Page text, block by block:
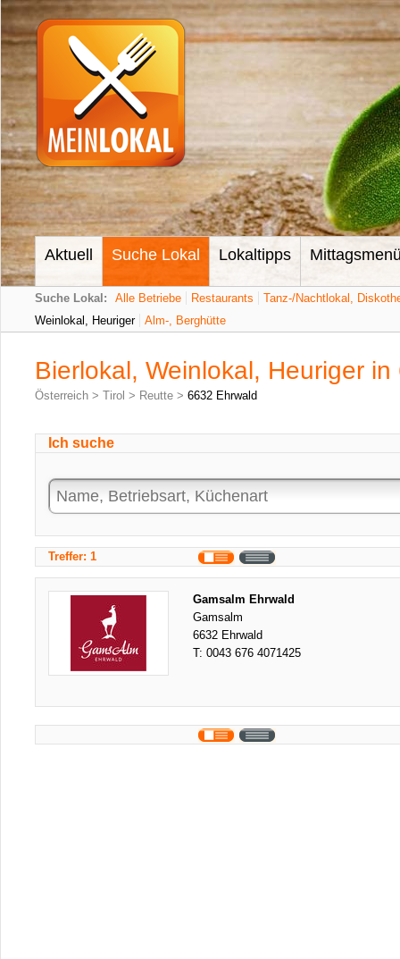
Aktuell Suche Lokal Lokaltipps
Suche Lokal: Alle Betriebe Restaurants
Tanz-/Nachtlokal,
Weinlokal, Heuriger
Alm-, Berghütte
Bierlokal, Weinlokal, Heuriger
Österreich > Tirol > Reutte > 6632 Ehrwald
Ich suche
Treffer: 1
Gamsalm Ehrwald
Gamsalm
6632 Ehrwald
T: 0043 676 4071425